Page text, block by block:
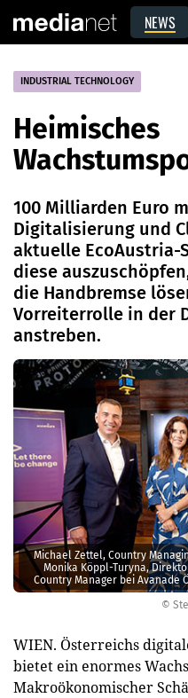
NEWS
©
Michael Zettel, Country
Monika Köppl-Turyna,
Country Manager bei Avanade
Manager bei
INDUSTRIAL TECHNOLOGY
Heimisches
100 Milliarden Euro
Digitalisierung und
aktuelle EcoAustria-
diese
die Handbremse
Vorreiterrolle in der
anstreben.
WIEN. Österreichs
bietet ein enormes
Makroökonomischer